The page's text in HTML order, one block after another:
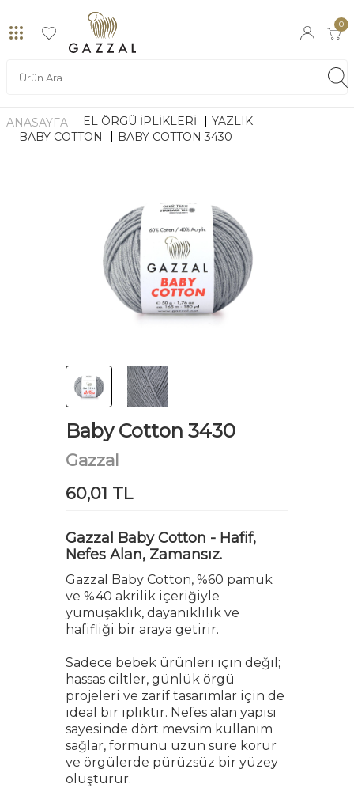
0
ANASAYFA EL ÖRGÜ İPLİKLERİ
YAZLIK
BABY COTTON
BABY COTTON 3430
Baby Cotton 3430
Gazzal
60,01 TL
Gazzal Baby Cotton - Hafif,
Nefes Alan, Zamansız.
Gazzal Baby Cotton, %60 pamuk
ve %40 akrilik içeriğiyle
yumuşaklık, dayanıklılık ve
hafifliği bir araya getirir.
Sadece bebek ürünleri için değil;
hassas ciltler, günlük örgü
projeleri ve zarif tasarımlar için de
ideal bir ipliktir. Nefes alan yapısı
sayesinde dört mevsim kullanım
sağlar, formunu uzun süre korur
ve örgülerde pürüzsüz bir yüzey
oluşturur.